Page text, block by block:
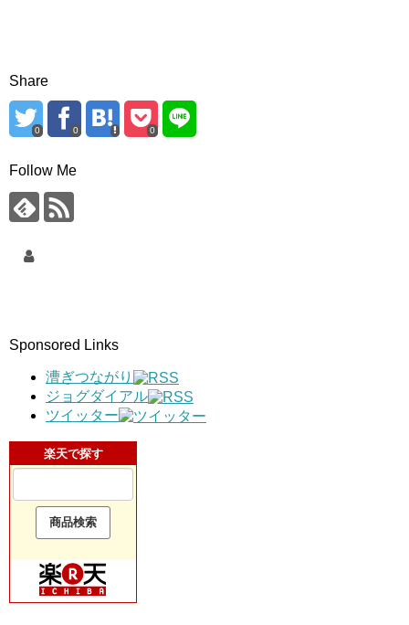
Share
0 0 0
Follow Me
Sponsored Links
漕ぎつながり
ジョグダイアル
ツイッター
楽天で探す